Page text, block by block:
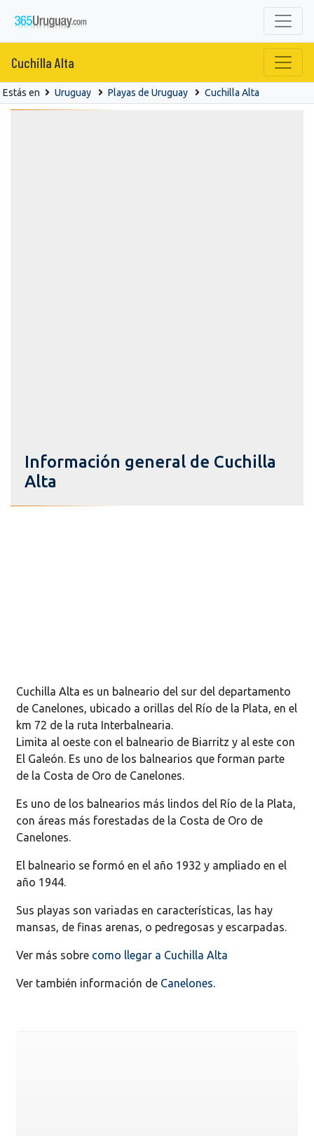
Cuchilla Alta
Estás en Uruguay Playas de Uruguay Cuchilla Alta
Información general de Cuchilla
Alta
Cuchilla Alta es un balneario del sur del departamento
de Canelones, ubicado a orillas del Río de la Plata, en el
km 72 de la ruta Interbalnearia.
Limita al oeste con el balneario de Biarritz y al este con
El Galeón. Es uno de los balnearios que forman parte
de la Costa de Oro de Canelones.
Es uno de los balnearios más lindos del Río de la Plata,
con áreas más forestadas de la Costa de Oro de
Canelones.
El balneario se formó en el año 1932 y ampliado en el
año 1944.
Sus playas son variadas en características, las hay
mansas, de finas arenas, o pedregosas y escarpadas.
Ver más sobre como llegar a Cuchilla Alta
Ver también información de Canelones.